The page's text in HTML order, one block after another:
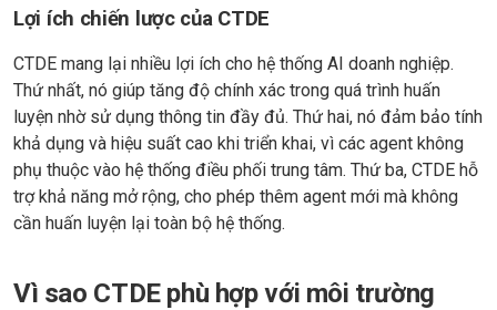
Lợi ích chiến lược của CTDE
CTDE mang lại nhiều lợi ích cho hệ thống AI doanh nghiệp.
Thứ nhất, nó giúp tăng độ chính xác trong quá trình huấn
luyện nhờ sử dụng thông tin đầy đủ. Thứ hai, nó đảm bảo tính
khả dụng và hiệu suất cao khi triển khai, vì các agent không
phụ thuộc vào hệ thống điều phối trung tâm. Thứ ba, CTDE hỗ
trợ khả năng mở rộng, cho phép thêm agent mới mà không
cần huấn luyện lại toàn bộ hệ thống.
Vì sao CTDE phù hợp với môi trường